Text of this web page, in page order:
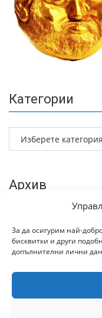
За да осигурим най-
бисквитки и други
допълнителни лични
Категории
Архив
Всички права запазени